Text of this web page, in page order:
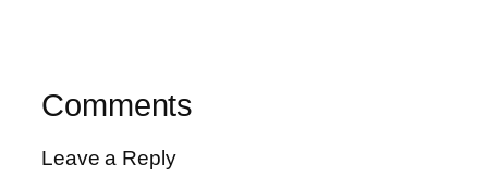
Comments
Leave a Reply